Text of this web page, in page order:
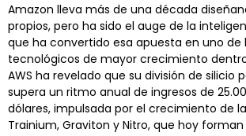
Amazon lleva más de una década
propios, pero ha sido el auge de la
que ha convertido esa apuesta en uno de
tecnológicos de mayor crecimiento
AWS ha revelado que su división de silicio
supera un ritmo anual de ingresos de
dólares, impulsada por el crecimiento de
Trainium, Graviton y Nitro, que hoy